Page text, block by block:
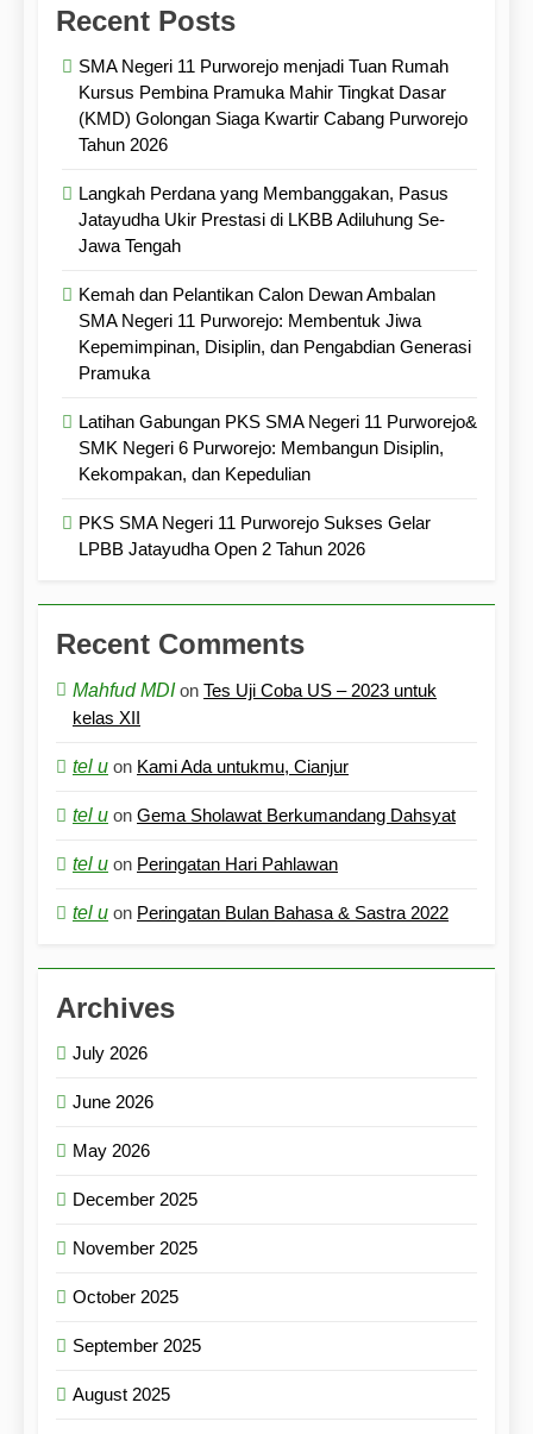
Recent Posts
SMA Negeri 11 Purworejo menjadi Tuan Rumah
Kursus Pembina Pramuka Mahir Tingkat Dasar
(KMD) Golongan Siaga Kwartir Cabang Purworejo
Tahun 2026
Langkah Perdana yang Membanggakan, Pasus
Jatayudha Ukir Prestasi di LKBB Adiluhung Se-
Jawa Tengah
Kemah dan Pelantikan Calon Dewan Ambalan
SMA Negeri 11 Purworejo: Membentuk Jiwa
Kepemimpinan, Disiplin, dan Pengabdian Generasi
Pramuka
Latihan Gabungan PKS SMA Negeri 11 Purworejo&
SMK Negeri 6 Purworejo: Membangun Disiplin,
Kekompakan, dan Kepedulian
PKS SMA Negeri 11 Purworejo Sukses Gelar
LPBB Jatayudha Open 2 Tahun 2026
Recent Comments
Mahfud MDIon Tes Uji Coba US – 2023 untuk
kelas XII
tel u on Kami Ada untukmu, Cianjur
tel u on Gema Sholawat Berkumandang Dahsyat
tel u on Peringatan Hari Pahlawan
tel u on Peringatan Bulan Bahasa & Sastra 2022
Archives
July 2026
June 2026
May 2026
December 2025
November 2025
October 2025
September 2025
August 2025